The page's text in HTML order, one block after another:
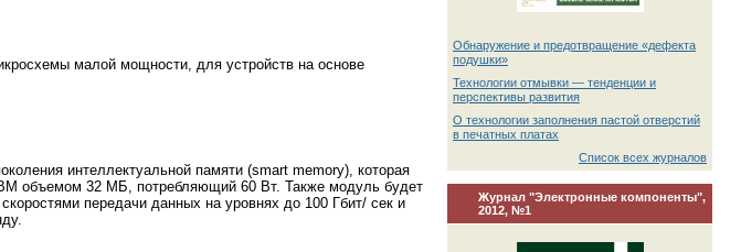
малой мощности, для устройств на основе
интеллектуальной памяти (smart memory), которая
объемом 32 МБ, потребляющий 60 Вт. Также модуль будет
передачи данных на уровнях до 100 Гбит/ сек и
Обнаружение и предотвращение «дефекта
подушки»
Технологии отмывки — тенденции и
перспективы развития
О технологии заполнения пастой отверстий
в печатных платах
Список всех журналов
Журнал "Электронные компоненты",
2012, №1